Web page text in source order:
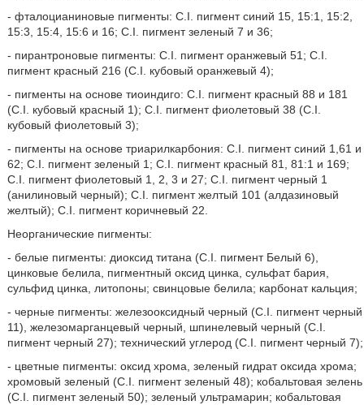
- фталоцианиновые пигменты: C.I. пигмент синий 15, 15:1, 15:2,
15:3, 15:4, 15:6 и 16; C.I. пигмент зеленый 7 и 36;
- пирантроновые пигменты: C.I. пигмент оранжевый 51; C.I.
пигмент красный 216 (C.I. кубовый оранжевый 4);
- пигменты на основе тиоиндиго: C.I. пигмент красный 88 и 181
(C.I. кубовый красный 1); C.I. пигмент фиолетовый 38 (C.I.
кубовый фиолетовый 3);
- пигменты на основе триарилкарбония: C.I. пигмент синий 1,61 и
62; C.I. пигмент зеленый 1; C.I. пигмент красный 81, 81:1 и 169;
C.I. пигмент фиолетовый 1, 2, 3 и 27; C.I. пигмент черный 1
(анилиновый черный); C.I. пигмент желтый 101 (алдазиновый
желтый); C.I. пигмент коричневый 22.
Неорганические пигменты:
- белые пигменты: диоксид титана (C.I. пигмент Белый 6),
цинковые белила, пигментный оксид цинка, сульфат бария,
сульфид цинка, литопоны; свинцовые белила; карбонат кальция;
- черные пигменты: железооксидный черный (C.I. пигмент черный
11), железомарганцевый черный, шпинелевый черный (C.I.
пигмент черный 27); технический углерод (C.I. пигмент черный 7);
- цветные пигменты: оксид хрома, зеленый гидрат оксида хрома;
хромовый зеленый (C.I. пигмент зеленый 48); кобальтовая зелень
(C.I. пигмент зеленый 50); зеленый ультрамарин; кобальтовая